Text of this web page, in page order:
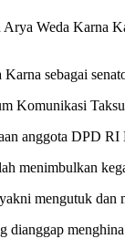
Weda Karna
sebagai
Komunikasi
anggota DPD
menimbulkan
mengutuk dan
dianggap